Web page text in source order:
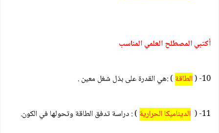
أكتبي المصطلح العلمي المناسب
10- ( الطاقة ) :هي القدرة على بذل شغل معين .
11- ( الديناميكا الحرارية ) : دراسة تدفق الطاقة وتحولها في الكون.